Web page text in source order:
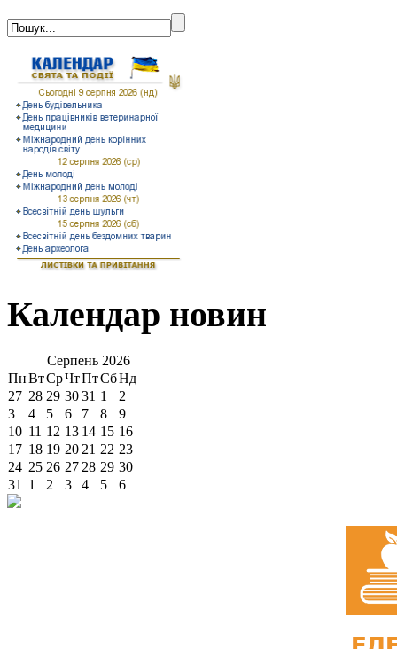
Календар новин
Серпень 2026
ПнВтСрЧтПтСбНд
27 28 29 3031 1
2
3
4 5 6 7 8
9
10 11 12 13 14 15 16
17 18 19 20 21 22 23
24 25 26 27 28 29 30
31
1 2 3 4 5 6